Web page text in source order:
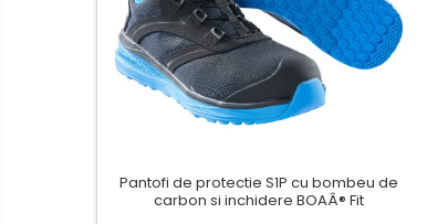
Caiete si blocnotesuri
personalizate
Stampile, tusiere si tus
Protectia muncii si Imbracaminte
Pantofi de protectie S1P cu bombeu de
carbon si inchidere BOAÂ® Fit